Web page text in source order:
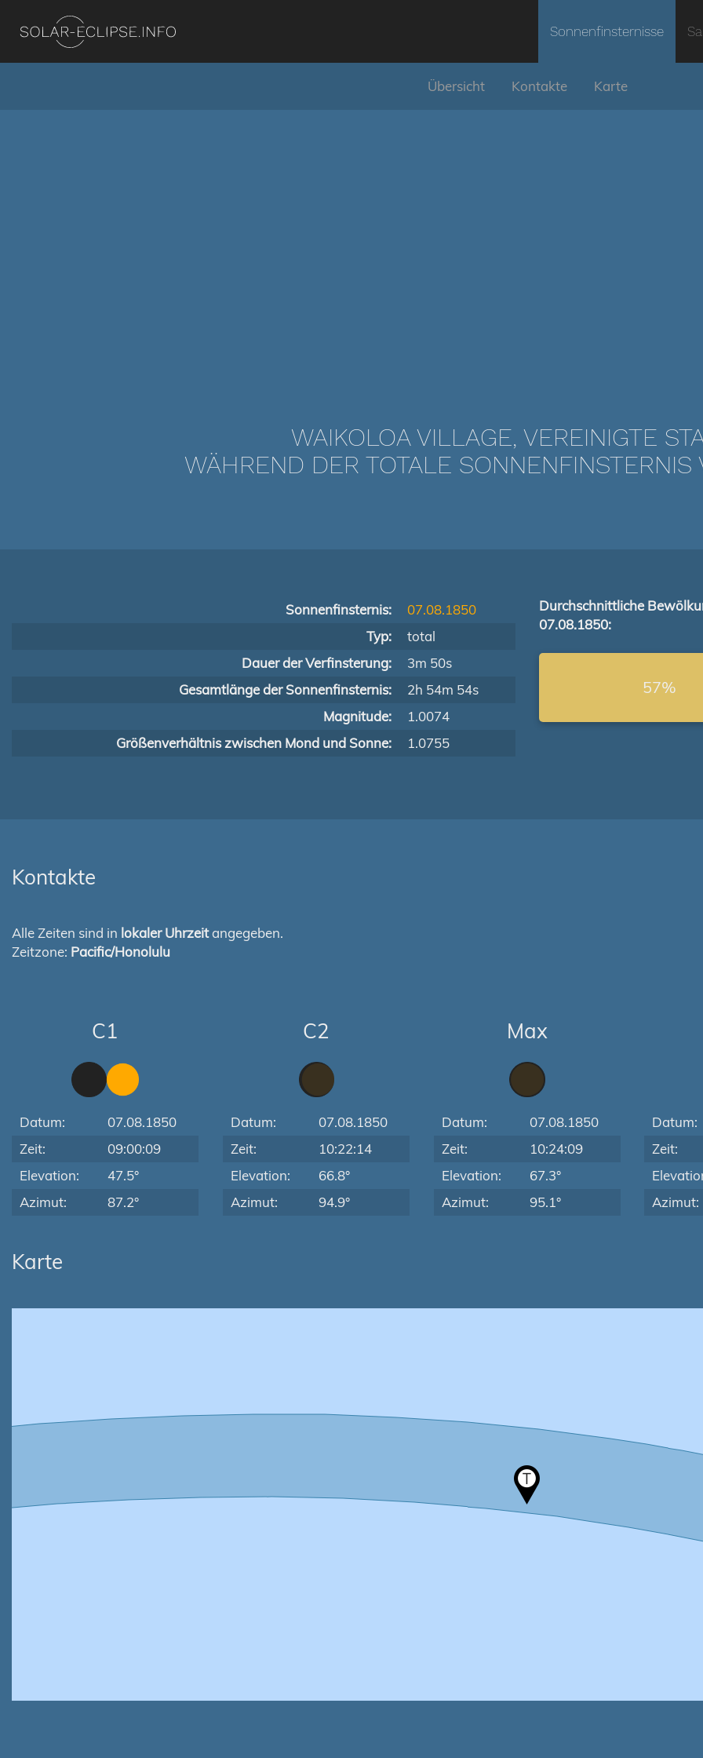
Sonnenfinsternisse
Übersicht Kontakte Karte
WAIKOLOA VILLAGE, VEREINIGTE
WÄHREND DER TOTALE SONNENFINSTERNIS
Sonnenfinsternis:
07.08.1850
Typ:
total
Dauer der Verfinsterung:
3m 50s
Gesamtlänge der Sonnenfinsternis:
2h 54m 54s
Magnitude:
1.0074
Größenverhältnis zwischen Mond und Sonne:
1.0755
Durchschnittliche
07.08.1850:
57%
Kontakte
Alle Zeiten sind in lokaler Uhrzeitangegeben.
Zeitzone: Pacific/Honolulu
C1
Datum:
07.08.1850
Zeit:
09:00:09
Elevation:
47.5°
Azimut:
87.2°
C2
Datum:
07.08.1850
Zeit:
10:22:14
Elevation:
66.8°
Azimut:
94.9°
Max
Datum:
07.08.1850
Zeit:
10:24:09
Elevation:
67.3°
Azimut:
95.1°
Datum:
Zeit:
Azimut:
Karte